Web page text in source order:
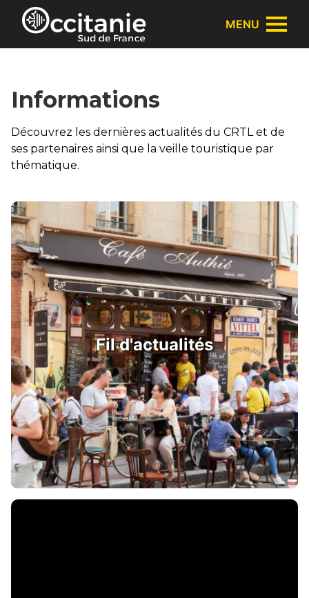
Panneau de gestion des cookies
MENU
Informations
Découvrez les dernières actualités du CRTL et de
ses partenaires ainsi que la veille touristique par
thématique.
Fil d'actualités